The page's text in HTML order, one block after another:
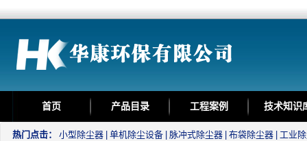
首页 产品目录 工程案例 技术知识
热门点击： 小型除尘器 单机除尘设备 脉冲式除尘器 布袋除尘器 工业